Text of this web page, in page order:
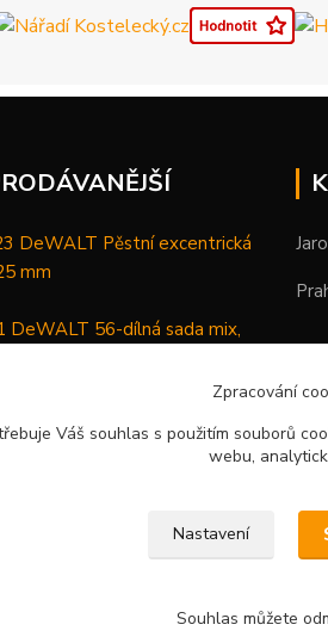
DeWALT Pěstní excentrická
mm
DeWALT 56-dílná sada mix,
V XR Li-Ion samostatný stroj
Zpracování
Váš souhlas s použitím souborů
webu,
Nastavení
Souhlas můžete